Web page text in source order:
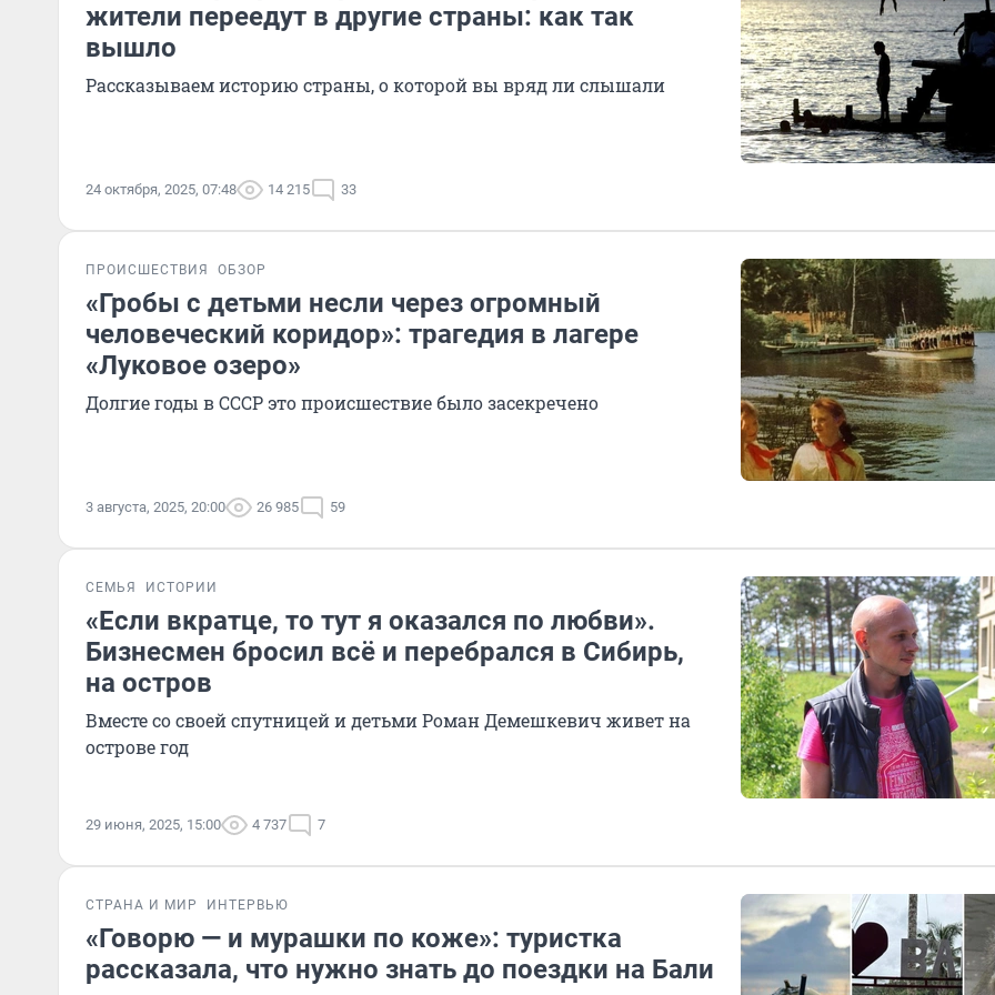
жители переедут в другие страны: как так
вышло
Рассказываем историю страны, о которой вы вряд ли слышали
24 октября, 2025, 07:48 14 215 33
ПРОИСШЕСТВИЯ ОБЗОР
«Гробы с детьми несли через огромный
человеческий коридор»: трагедия в лагере
«Луковое озеро»
Долгие годы в СССР это происшествие было засекречено
3 августа, 2025, 20:00 26 985 59
СЕМЬЯ ИСТОРИИ
«Если вкратце, то тут я оказался по любви».
Бизнесмен бросил всё и перебрался в Сибирь,
на остров
Вместе со своей спутницей и детьми Роман Демешкевич живет на
острове год
29 июня, 2025, 15:00 4 737 7
СТРАНА И МИР ИНТЕРВЬЮ
«Говорю — и мурашки по коже»: туристка
рассказала, что нужно знать до поездки на Бали